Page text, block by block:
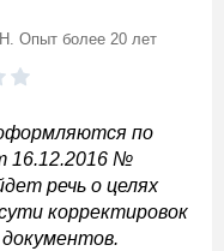
Опыт более 20 лет
по
16.12.2016 №
речь о целях
корректировок